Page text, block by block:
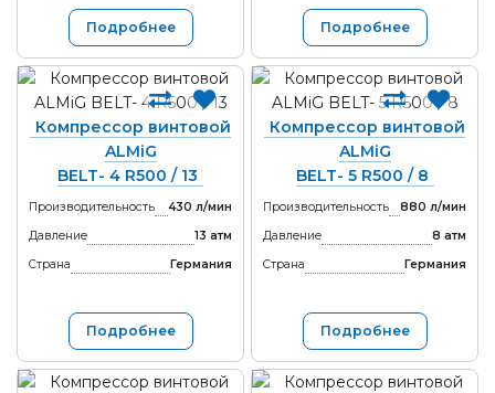
Подробнее Подробнее
Компрессор винтовой
ALMiG
BELT- 4 R500 / 13
Производительность
430 л/мин
Давление
13 атм
Страна
Германия
Подробнее
Компрессор винтовой
ALMiG
BELT- 5 R500 / 8
Производительность
880 л/мин
Давление
8 атм
Страна
Германия
Подробнее